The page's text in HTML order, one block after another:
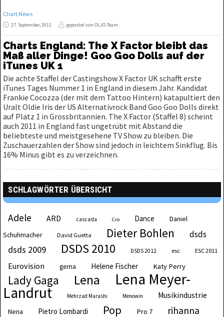
Chart News
27. September, 2011 gepostet von OLJO-Team
Charts England: The X Factor bleibt das
Maß aller Dinge! Goo Goo Dolls auf der
iTunes UK 1
Die achte Staffel der Castingshow X Factor UK schafft erste
iTunes Tages Nummer 1 in England in diesem Jahr. Kandidat
Frankie Cocozza (der mit dem Tattoo Hintern) katapultiert den
Uralt Oldie Iris der US Alternativrock Band Goo Goo Dolls direkt
auf Platz 1 in Grossbritannien. The X Factor (Staffel 8) scheint
auch 2011 in England fast ungetrübt mit Abstand die
beliebteste und meistgesehene TV Show zu bleiben. Die
Zuschauerzahlen der Show sind jedoch in leichtem Sinkflug. Bis
16% Minus gibt es zu verzeichnen.
SCHLAGWÖRTER ÜBERSICHT
Adele ARD cascada Cro Dance
Daniel
Schuhmacher
David Guetta Dieter Bohlen dsds
dsds 2009 DSDS 2010 DSDS 2012 esc ESC 2011
Eurovision gema Helene Fischer Katy Perry
Lady Gaga Lena Lena Meyer-
Landrut Mehrzad Marashi Menowin Musikindustrie
Nena Pietro Lombardi Pop Pro 7 rihanna